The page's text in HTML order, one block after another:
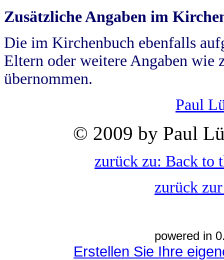
Zusätzliche Angaben im
Die im Kirchenbuch ebenfalls
Eltern oder weitere Angaben wie
übernommen.
Paul
© 2009 by Paul
zurück zu: Back to
zurück
powered in
Erstellen Sie Ihre